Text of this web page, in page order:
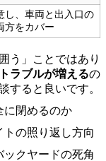
し、車両と出入口の
方をカバー
う」ことではあり
ラブルが増えるの
すると良いです。
に閉めるのか
の照り返し方向
クヤードの死角